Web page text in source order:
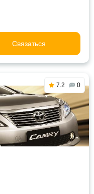
Связаться
7.2 0